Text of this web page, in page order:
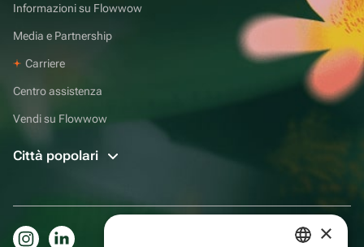
Informazioni su Flowwow
Media e Partnership
Carriere
Centro assistenza
Vendi su Flowwow
Città popolari
×